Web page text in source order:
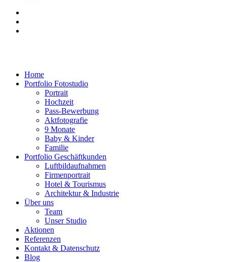
Home
Portfolio Fotostudio
Portrait
Hochzeit
Pass-Bewerbung
Aktfotografie
9 Monate
Baby & Kinder
Familie
Portfolio Geschäftkunden
Luftbildaufnahmen
Firmenportrait
Hotel & Tourismus
Architektur & Industrie
Über uns
Team
Unser Studio
Aktionen
Referenzen
Kontakt & Datenschutz
Blog